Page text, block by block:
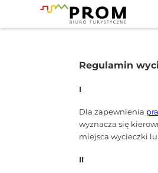
Regulamin
I
Dla zapewnienia
wyznacza się
miejsca wycieczki
II